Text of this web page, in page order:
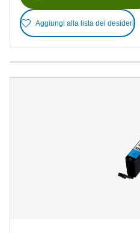
Aggiungi alla lista dei desideri